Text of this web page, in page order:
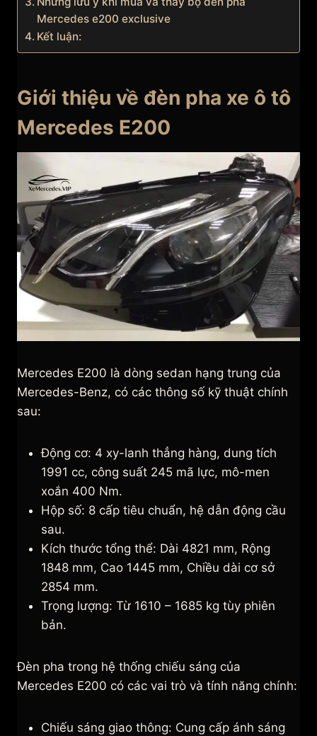
Mercedes e200 exclusive
Kết luận:
Giới thiệu về đèn pha xe ô tô
Mercedes E200
Mercedes E200 là dòng sedan hạng trung của
Mercedes-Benz, có các thông số kỹ thuật chính
sau:
Động cơ: 4 xy-lanh thẳng hàng, dung tích
1991 cc, công suất 245 mã lực, mô-men
xoắn 400 Nm.
Hộp số: 8 cấp tiêu chuẩn, hệ dẫn động cầu
sau.
Kích thước tổng thể: Dài 4821 mm, Rộng
1848 mm, Cao 1445 mm, Chiều dài cơ sở
2854 mm.
Trọng lượng: Từ 1610 – 1685 kg tùy phiên
bản.
Đèn pha trong hệ thống chiếu sáng của
Mercedes E200 có các vai trò và tính năng chính:
Chiếu sáng giao thông: Cung cấp ánh sáng